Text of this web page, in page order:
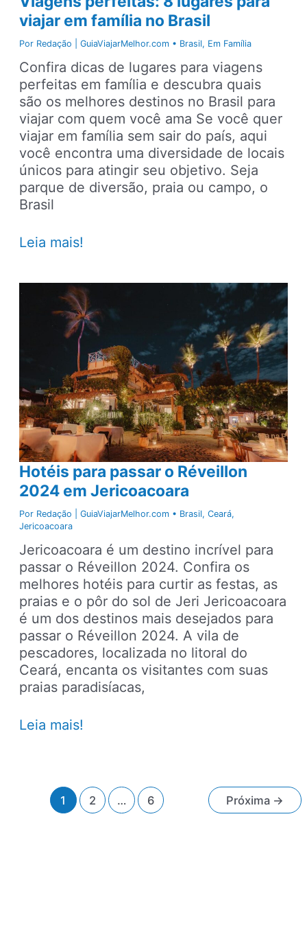
viajar em família no Brasil
Por Redação | GuiaViajarMelhor.com • Brasil, Em Família
Confira dicas de lugares para viagens
perfeitas em família e descubra quais
são os melhores destinos no Brasil para
viajar com quem você ama Se você quer
viajar em família sem sair do país, aqui
você encontra uma diversidade de locais
únicos para atingir seu objetivo. Seja
parque de diversão, praia ou campo, o
Brasil
Viagens
lugares
viajar
Brasil
Leia mais!
Hotéis para passar o Réveillon
2024 em Jericoacoara
Por Redação | GuiaViajarMelhor.com • Brasil,Ceará,
Jericoacoara
Jericoacoara é um destino incrível para
passar o Réveillon 2024. Confira os
melhores hotéis para curtir as festas, as
praias e o pôr do sol de Jeri Jericoacoara
é um dos destinos mais desejados para
passar o Réveillon 2024. A vila de
pescadores, localizada no litoral do
Ceará, encanta os visitantes com suas
praias paradisíacas,
Hotéis
Réveillon
2024
Leia mais!
Paginação 1 2 … 6 Próxima →